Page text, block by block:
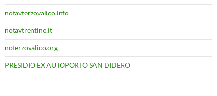
notavterzovalico.info
notavtrentino.it
noterzovalico.org
PRESIDIO EX AUTOPORTO SAN DIDERO